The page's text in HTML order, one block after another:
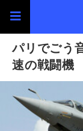
パリでごう
速の戦闘機